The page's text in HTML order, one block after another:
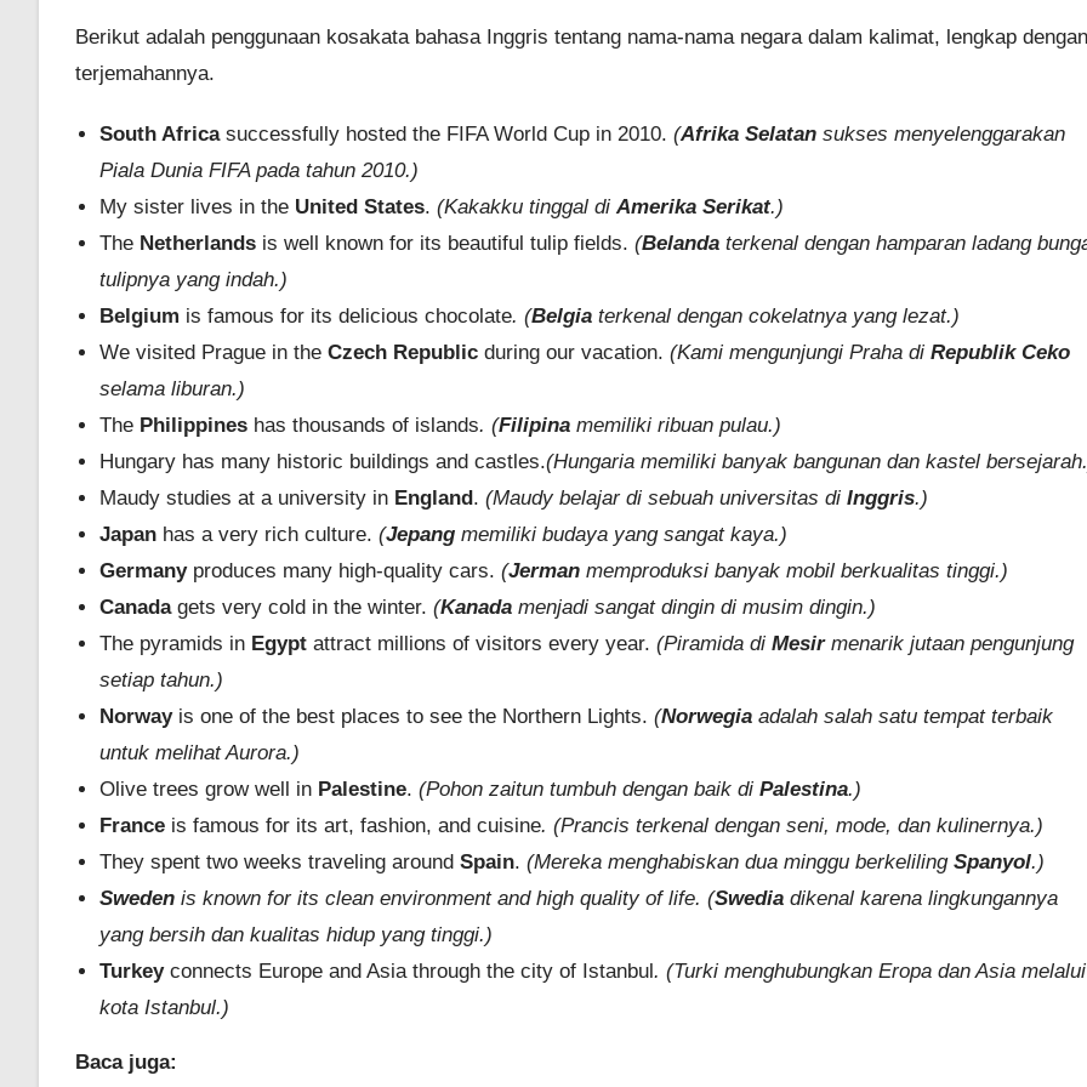
Berikut adalah penggunaan kosakata bahasa Inggris tentang nama-nama negara dalam kalimat, lengkap dengan
terjemahannya.
South Africasuccessfully hosted the FIFA World Cup in 2010. (Afrika Selatan sukses menyelenggarakan
Piala Dunia FIFA pada tahun 2010.)
My sister lives in the United States. (Kakakku tinggal di Amerika Serikat.)
The Netherlands is well known for its beautiful tulip fields. (Belanda terkenal dengan hamparan ladang
tulipnya yang indah.)
Belgium is famous for its delicious chocolate. (Belgia terkenal dengan cokelatnya yang lezat.)
We visited Prague in the Czech Republic during our vacation. (Kami mengunjungi Praha di Republik Ceko
selama liburan.)
The Philippines has thousands of islands. (Filipina memiliki ribuan pulau.)
Hungary has many historic buildings and castles.(Hungaria memiliki banyak bangunan dan kastel
Maudy studies at a university in England. (Maudy belajar di sebuah universitas di Inggris.)
Japan has a very rich culture. (Jepang memiliki budaya yang sangat kaya.)
Germanyproduces many high-quality cars. (Jerman memproduksi banyak mobil berkualitas tinggi.)
Canadagets very cold in the winter. (Kanada menjadi sangat dingin di musim dingin.)
The pyramids in Egypt attract millions of visitors every year. (Piramida di Mesirmenarik jutaan pengunjung
setiap tahun.)
Norwayis one of the best places to see the Northern Lights. (Norwegia adalah salah satu tempat terbaik
untuk melihat Aurora.)
Olive trees grow well in Palestine. (Pohon zaitun tumbuh dengan baik di Palestina.)
France is famous for its art, fashion, and cuisine. (Prancis terkenal dengan seni, mode, dan kulinernya.)
They spent two weeks traveling around Spain. (Mereka menghabiskan dua minggu berkeliling Spanyol.)
Sweden is known for its clean environment and high quality of life. (Swedia dikenal karena lingkungannya
yang bersih dan kualitas hidup yang tinggi.)
Turkeyconnects Europe and Asia through the city of Istanbul. (Turki menghubungkan Eropa dan Asia melalui
kota Istanbul.)
Baca juga: